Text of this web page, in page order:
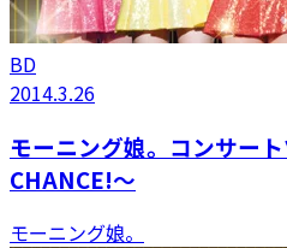
BD
2014.3.26
モーニング娘。コンサー
CHANCE!〜
モーニング娘。